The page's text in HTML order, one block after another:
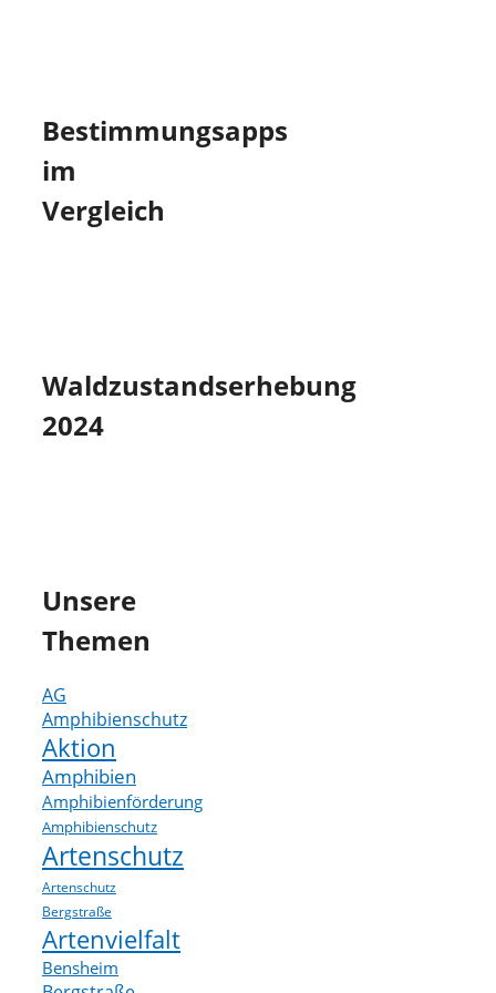
Bestimmungsapps
im
Vergleich
Waldzustandserhebung
2024
Unsere
Themen
AG
Amphibienschutz
Aktion
Amphibien
Amphibienförderung
Amphibienschutz
Artenschutz
Artenschutz
Bergstraße
Artenvielfalt
Bensheim